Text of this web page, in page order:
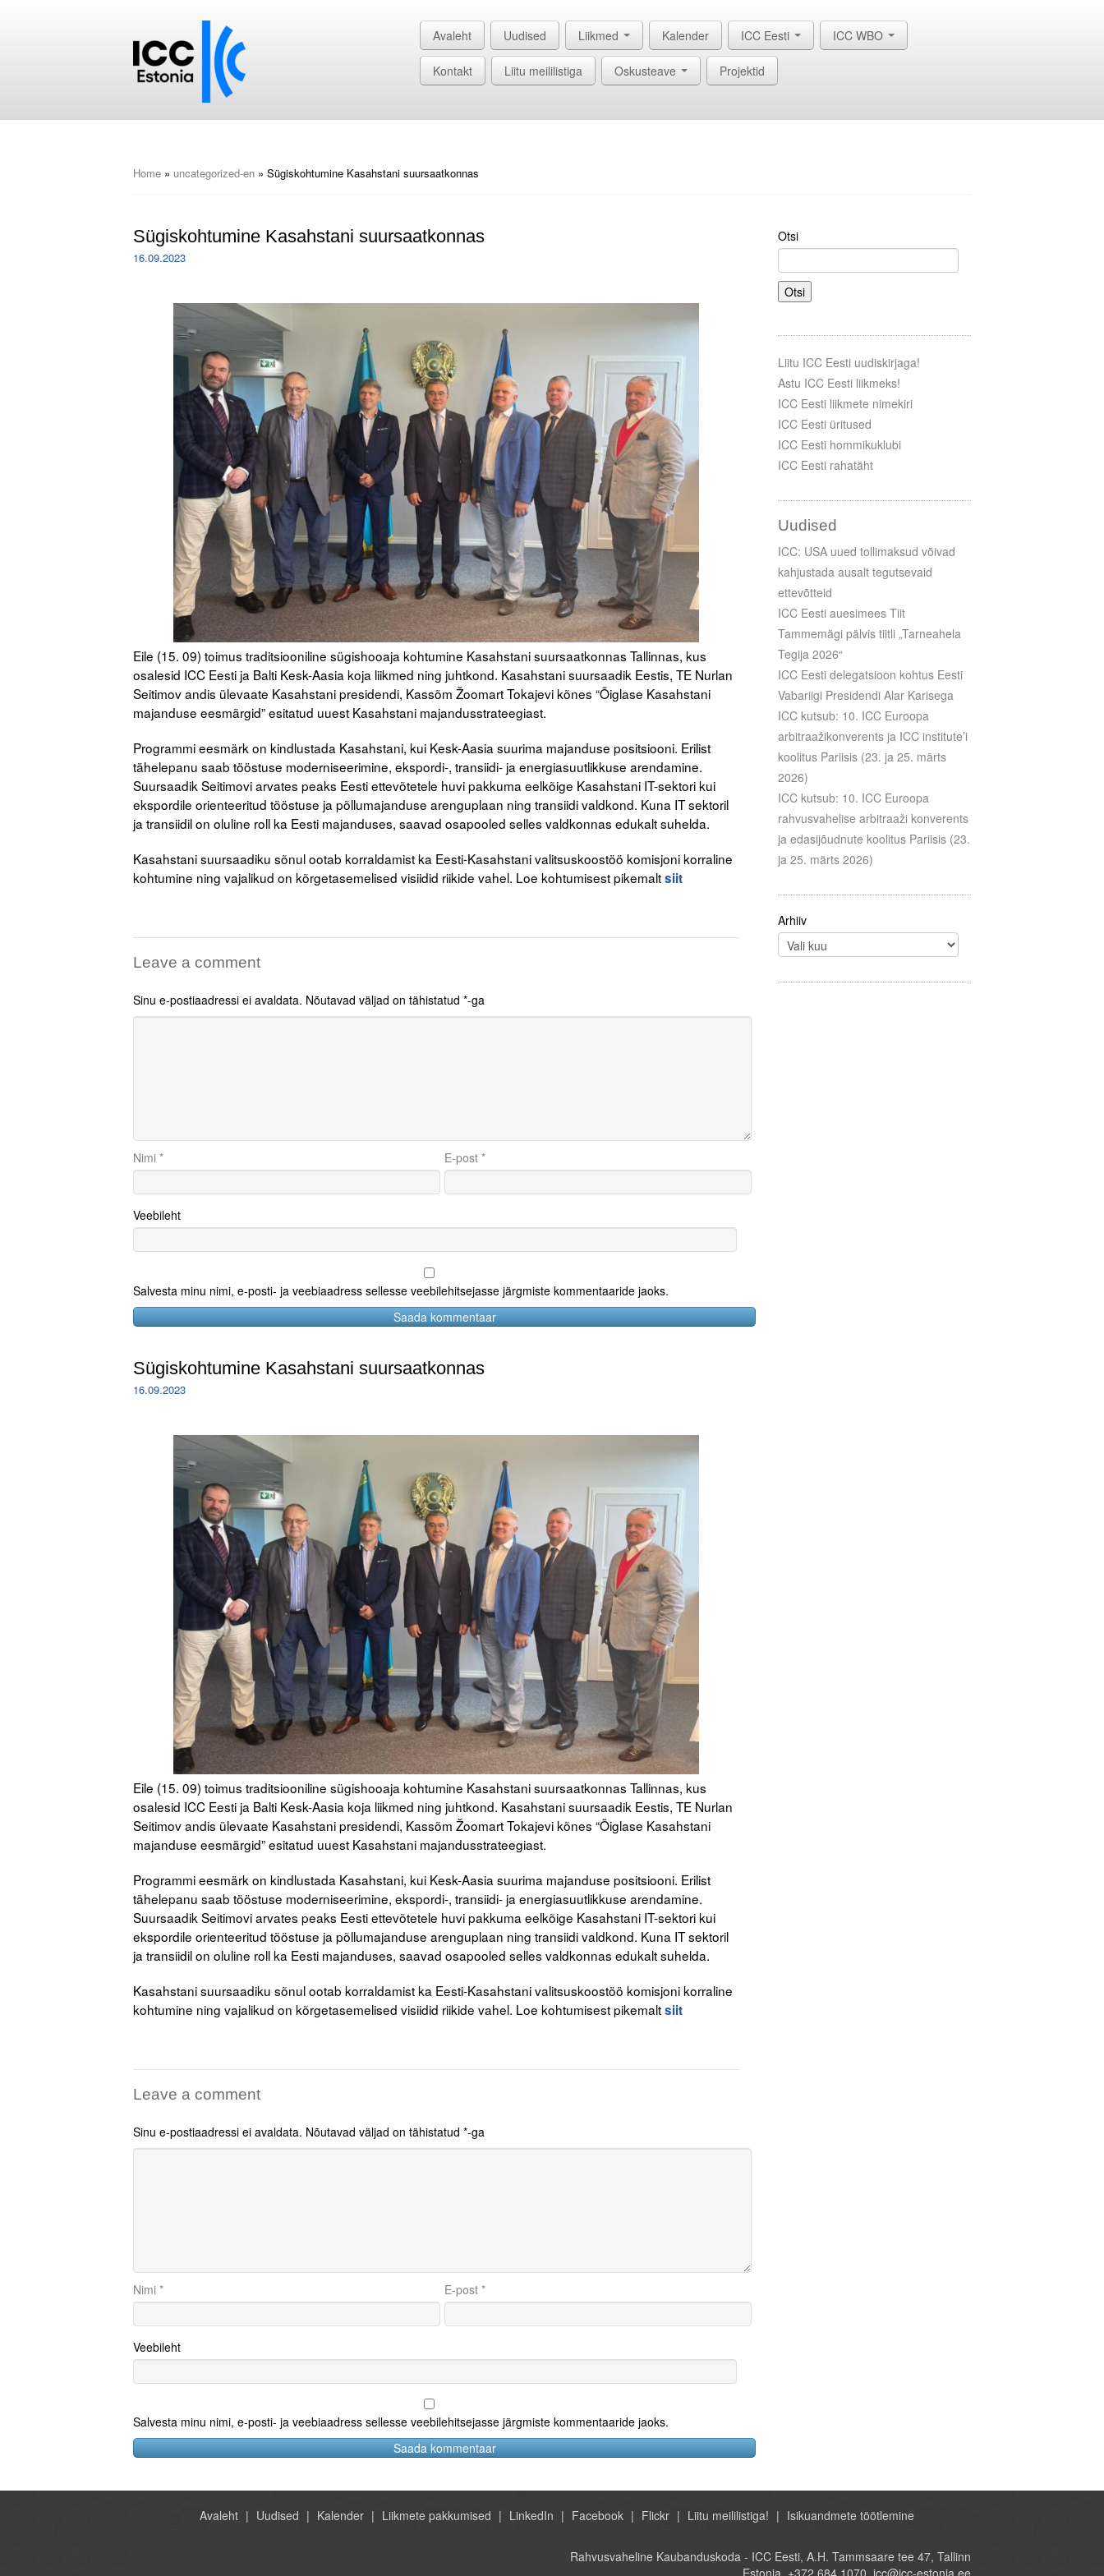
Avaleht Uudised Liikmed Kalender ICC Eesti ICC WBO
Kontakt Liitu meililistiga Oskusteave Projektid
Home » uncategorized-en » Sügiskohtumine Kasahstani suursaatkonnas
Sügiskohtumine Kasahstani suursaatkonnas
16.09.2023
Eile (15. 09) toimus traditsiooniline sügishooaja kohtumine Kasahstani suursaatkonnas Tallinnas, kus
osalesid ICC Eesti ja Balti Kesk-Aasia koja liikmed ning juhtkond. Kasahstani suursaadik Eestis, TE Nurlan
Seitimov andis ülevaate Kasahstani presidendi, Kassõm Žoomart Tokajevi kõnes “Õiglase Kasahstani
majanduse eesmärgid” esitatud uuest Kasahstani majandusstrateegiast.
Programmi eesmärk on kindlustada Kasahstani, kui Kesk-Aasia suurima majanduse positsiooni. Erilist
tähelepanu saab tööstuse moderniseerimine, ekspordi-, transiidi- ja energiasuutlikkuse arendamine.
Suursaadik Seitimovi arvates peaks Eesti ettevõtetele huvi pakkuma eelkõige Kasahstani IT-sektori kui
ekspordile orienteeritud tööstuse ja põllumajanduse arenguplaan ning transiidi valdkond. Kuna IT sektoril
ja transiidil on oluline roll ka Eesti majanduses, saavad osapooled selles valdkonnas edukalt suhelda.
Kasahstani suursaadiku sõnul ootab korraldamist ka Eesti-Kasahstani valitsuskoostöö komisjoni korraline
kohtumine ning vajalikud on kõrgetasemelised visiidid riikide vahel. Loe kohtumisest pikemaltsiit
Leave a comment
Sinu e-postiaadressi ei avaldata. Nõutavad väljad on tähistatud *-ga
Nimi * E-post*
Veebileht
Salvesta minu nimi, e-posti- ja veebiaadress sellesse veebilehitsejasse järgmiste kommentaaride jaoks.
Sügiskohtumine Kasahstani suursaatkonnas
16.09.2023
Eile (15. 09) toimus traditsiooniline sügishooaja kohtumine Kasahstani suursaatkonnas Tallinnas, kus
osalesid ICC Eesti ja Balti Kesk-Aasia koja liikmed ning juhtkond. Kasahstani suursaadik Eestis, TE Nurlan
Seitimov andis ülevaate Kasahstani presidendi, Kassõm Žoomart Tokajevi kõnes “Õiglase Kasahstani
majanduse eesmärgid” esitatud uuest Kasahstani majandusstrateegiast.
Programmi eesmärk on kindlustada Kasahstani, kui Kesk-Aasia suurima majanduse positsiooni. Erilist
tähelepanu saab tööstuse moderniseerimine, ekspordi-, transiidi- ja energiasuutlikkuse arendamine.
Suursaadik Seitimovi arvates peaks Eesti ettevõtetele huvi pakkuma eelkõige Kasahstani IT-sektori kui
ekspordile orienteeritud tööstuse ja põllumajanduse arenguplaan ning transiidi valdkond. Kuna IT sektoril
ja transiidil on oluline roll ka Eesti majanduses, saavad osapooled selles valdkonnas edukalt suhelda.
Kasahstani suursaadiku sõnul ootab korraldamist ka Eesti-Kasahstani valitsuskoostöö komisjoni korraline
kohtumine ning vajalikud on kõrgetasemelised visiidid riikide vahel. Loe kohtumisest pikemaltsiit
Leave a comment
Sinu e-postiaadressi ei avaldata. Nõutavad väljad on tähistatud *-ga
Nimi * E-post*
Veebileht
Salvesta minu nimi, e-posti- ja veebiaadress sellesse veebilehitsejasse järgmiste kommentaaride jaoks.
Otsi
Otsi
Liitu ICC Eesti uudiskirjaga!
Astu ICC Eesti liikmeks!
ICC Eesti liikmete nimekiri
ICC Eesti üritused
ICC Eesti hommikuklubi
ICC Eesti rahatäht
Uudised
ICC: USA uued tollimaksud võivad
kahjustada ausalt tegutsevaid
ettevõtteid
ICC Eesti auesimees Tiit
Tammemägi pälvis tiitli „Tarneahela
Tegija 2026“
ICC Eesti delegatsioon kohtus Eesti
Vabariigi Presidendi Alar Karisega
ICC kutsub: 10. ICC Euroopa
arbitraažikonverents ja ICC institute’i
koolitus Pariisis (23. ja 25. märts
2026)
ICC kutsub: 10. ICC Euroopa
rahvusvahelise arbitraaži konverents
ja edasijõudnute koolitus Pariisis (23.
ja 25. märts 2026)
Arhiiv
Avaleht Uudised Kalender Liikmete pakkumised LinkedIn Facebook Flickr Liitu meililistiga! Isikuandmete töötlemine
Rahvusvaheline Kaubanduskoda - ICC Eesti, A.H. Tammsaare tee 47, Tallinn